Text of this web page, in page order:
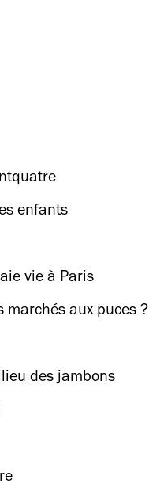
enfants
vie à Paris
marchés aux puces ?
des jambons